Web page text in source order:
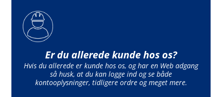
Er du allerede kunde hos os?
Hvis du allerede er kunde hos os, og har en Web adgang
så husk, at du kan logge ind og se både
kontooplysninger, tidligere ordre og meget mere.